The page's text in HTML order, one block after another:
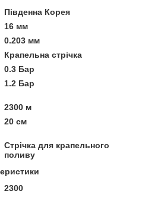
Південна Корея
16 мм
0.203 мм
Крапельна стрічка
0.3 Бар
1.2 Бар
2300 м
20 см
Стрічка для крапельного
поливу
2300